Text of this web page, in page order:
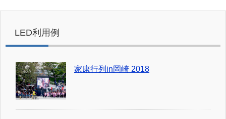
LED利用例
家康行列in岡崎 2018